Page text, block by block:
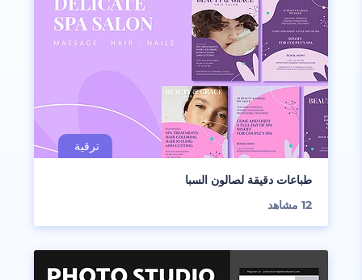
طباعات دقيقة لصالون السبا
12 مشاهد